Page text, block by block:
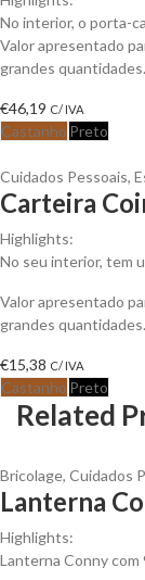
No interior, o porta-
Valor apresentado
grandes quantidades.
€46,19 C/ IVA
Castanho Preto
Cuidados Pessoais,
Carteira
Highlights:
No seu interior, tem
Valor apresentado
grandes quantidades.
€15,38 C/ IVA
Castanho Preto
Related
Bricolage, Cuidados
Lanterna
Highlights:
Lanterna Conny com